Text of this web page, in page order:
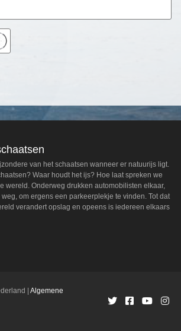
van het schaatsen wanneer er natuurijs ligt.
Waar houdt het ijs? Hoe laat spreken we
wereld. Onderweg drukken automobilisten elkaar,
om ergens een parkeerplekje te vinden. Tot dat
verandert opslag en opeens is iedereen elkaars
Algemene